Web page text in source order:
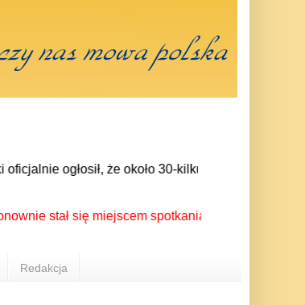
ogłosił, że około 30-kilku posłów
stał się miejscem spotkania Polonii z całego
Redakcja